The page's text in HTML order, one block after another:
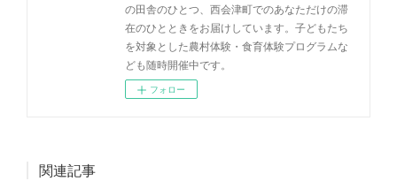
の田舎のひとつ、西会津町でのあなただけの滞
在のひとときをお届けしています。子どもたち
を対象とした農村体験・食育体験プログラムな
ども随時開催中です。
フォロー
関連記事